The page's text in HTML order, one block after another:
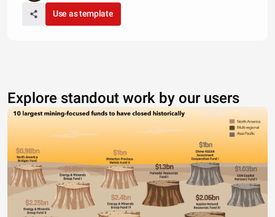
Use as template
Explore standout work by our users